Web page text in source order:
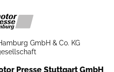
GmbH & Co. KG
Presse Stuttgart GmbH